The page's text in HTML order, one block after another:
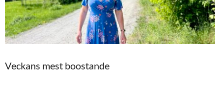
Veckans mest boostande